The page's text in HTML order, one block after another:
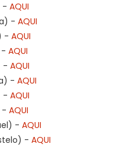
- AQUI
- AQUI
- AQUI
- AQUI
- AQUI
- AQUI
- AQUI
- AQUI
- AQUI
- AQUI